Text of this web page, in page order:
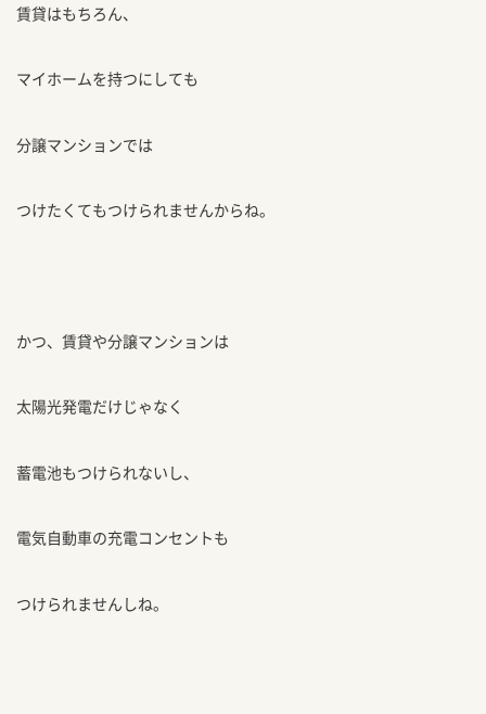
賃貸はもちろん、
マイホームを持つにしても
分譲マンションでは
つけたくてもつけられませんからね。
かつ、賃貸や分譲マンションは
太陽光発電だけじゃなく
蓄電池もつけられないし、
電気自動車の充電コンセントも
つけられませんしね。